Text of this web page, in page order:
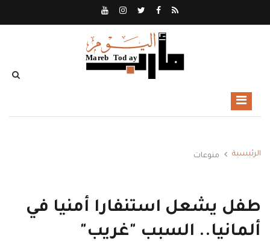
الرئيسية منوعات
طفل يشعل استنفارا أمنيا في
ألمانيا.. السبب "غريب"